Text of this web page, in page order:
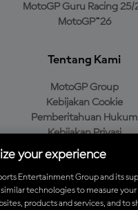
MotoGP Guru Racing 25/
MotoGP™26
Tentang Kami
MotoGP Group
Kebijakan Cookie
Pemberitahuan Hukum
Kebijakan Privasi
Kebijakan Pembelian
Unduh Aplikasi Resmi
your experience
Entertainment Group and its
similar technologies to measure
products and services, and to